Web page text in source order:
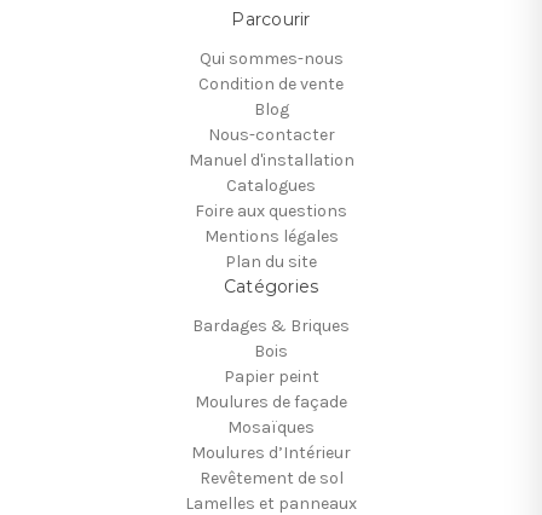
Parcourir
Qui sommes-nous
Condition de vente
Blog
Nous-contacter
Manuel d'installation
Catalogues
Foire aux questions
Mentions légales
Plan du site
Catégories
Bardages & Briques
Bois
Papier peint
Moulures de façade
Mosaïques
Moulures d’Intérieur
Revêtement de sol
Lamelles et panneaux